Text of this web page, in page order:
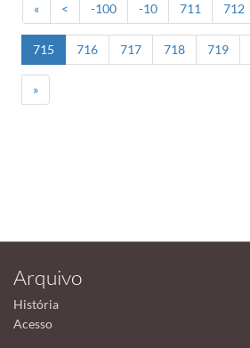
« < -100 -10 711 712
715 716 717 718 719
»
Arquivo
História
Acesso